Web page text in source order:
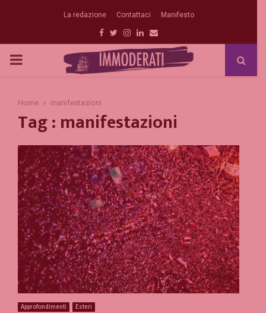
La redazione Contattaci Manifesto
Facebook
Twitter
Instagram
Linkedin
Email
PRIMARY
Home manifestazioni
Tag : manifestazioni
Approfondimenti Esteri